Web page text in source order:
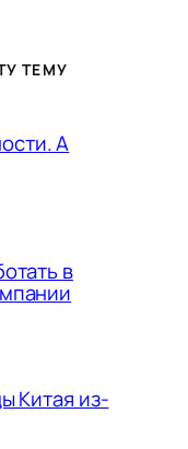
ТЕМУ
А
в
Китая из-